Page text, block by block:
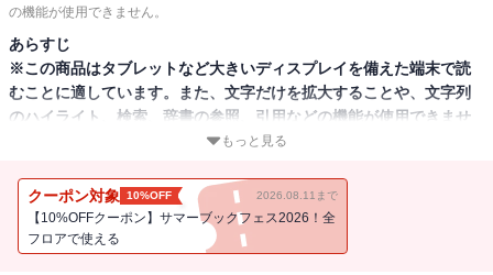
の機能が使用できません。
あらすじ
※この商品はタブレットなど大きいディスプレイを備えた端末で読
むことに適しています。また、文字だけを拡大することや、文字列
のハイライト、検索、辞書の参照、引用などの機能が使用できませ
前作の内容に加えて、Mリーガーとなった著者の書き下ろし文を追加
収録。
強い奴は、麻雀偏差値が高い!
もっと見る
クーポン対象 10%OFF 2026.08.11まで
【10%OFFクーポン】サマーブックフェス2026！全
フロアで使える
新刊通知